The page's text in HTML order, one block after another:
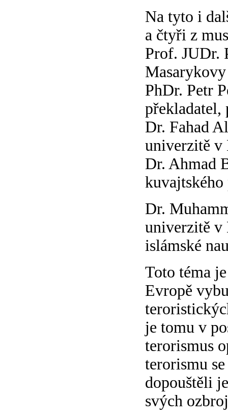
Na tyto i
a čtyři z
Prof. JUDr.
PhDr. Petr
Dr. Fahad
univerzitě v
Dr. Ahmad
kuvajtského
Dr.
univerzitě v
islámské
Toto téma
Evropě
je tomu v
terorismus
terorismu
dopouštěli
svých